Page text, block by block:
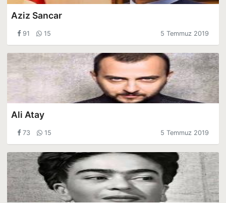
Aziz Sancar
91 15 5 Temmuz 2019
Ali Atay
73 15 5 Temmuz 2019